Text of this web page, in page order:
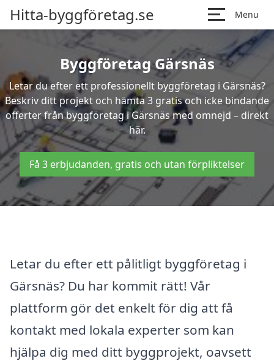
Hitta-byggföretag.se Menu
Byggföretag Gärsnäs
Letar du efter ett professionellt byggföretag i Gärsnäs?
Beskriv ditt projekt och hämta 3 gratis och icke bindande
offerter från byggföretag i Gärsnäs med omnejd – direkt
här.
Få 3 erbjudanden, gratis och utan förpliktelser
Letar du efter ett pålitligt byggföretag i
Gärsnäs? Du har kommit rätt! Vår
plattform gör det enkelt för dig att få
kontakt med lokala experter som kan
hjälpa dig med ditt byggprojekt, oavsett